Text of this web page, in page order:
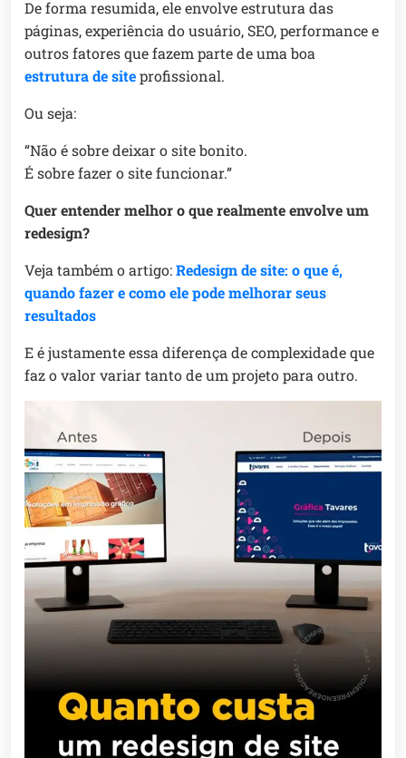
De forma resumida, ele envolve estrutura das
páginas, experiência do usuário, SEO, performance e
outros fatores que fazem parte de uma boa
estrutura de siteprofissional.
Ou seja:
“Não é sobre deixar o site bonito.
É sobre fazer o site funcionar.”
Quer entender melhor o que realmente envolve um
redesign?
Veja também o artigo:Redesign de site: o que é,
quando fazer e como ele pode melhorar seus
resultados
E é justamente essa diferença de complexidade que
faz o valor variar tanto de um projeto para outro.